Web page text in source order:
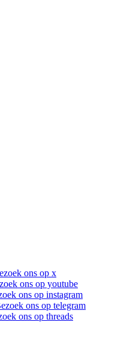
ons op x
ons op youtube
ons op instagram
ons op telegram
ons op threads